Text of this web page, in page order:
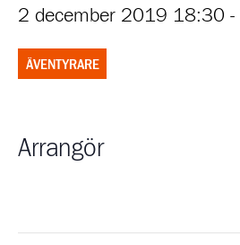
2 december 2019 18:30 -
ÄVENTYRARE
Arrangör